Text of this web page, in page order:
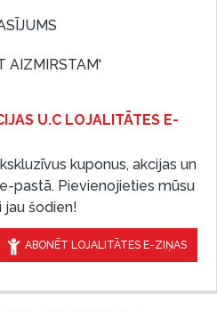
AIZMIRSTAM'
U.C LOJALITĀTES E-
kuponus, akcijas un
pastā. Pievienojieties mūsu
šodien!
ABONĒT LOJALITĀTES E-ZIŅAS